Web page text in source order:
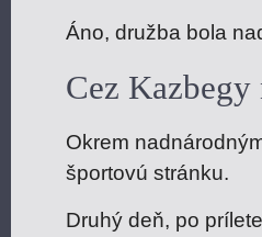
Áno, družba bola
Cez Kazbegy
Okrem
športovú stránku.
Druhý deň, po